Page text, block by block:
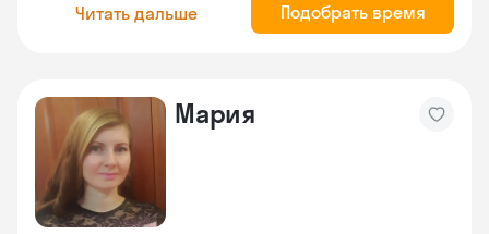
Читать дальше Подобрать время
Мария